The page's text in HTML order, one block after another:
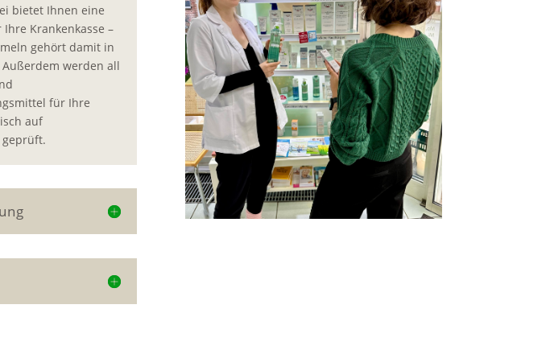
bietet Ihnen eine
Krankenkasse –
gehört damit in
werden all
für Ihre
auf
geprüft.